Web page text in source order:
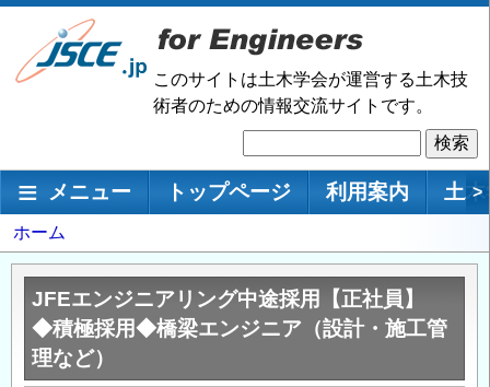
メ
ン
移
このサイトは土木学会が運営する土木技
術者のための情報交流サイトです。
索
メインナビゲーション
メニュー トップページ 利用案内 土 >
パ
ン
ず
ホーム
JFEエンジニアリング中途採用【正社員】
◆積極採用◆橋梁エンジニア（設計・施工管
理など）